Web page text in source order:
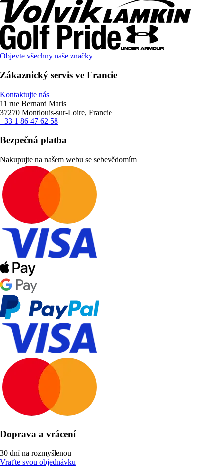
Objevte všechny naše značky
Zákaznický servis ve Francie
Kontaktujte nás
11 rue Bernard Maris
37270 Montlouis-sur-Loire, Francie
+33 1 86 47 62 58
Bezpečná platba
Nakupujte na našem webu se sebevědomím
Doprava a vrácení
30 dní na rozmyšlenou
Vraťte svou objednávku